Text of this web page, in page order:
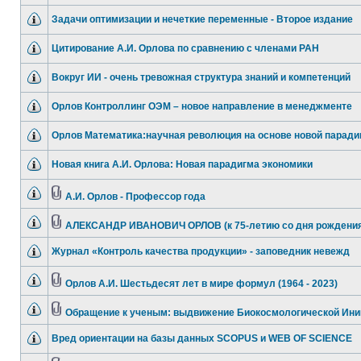
Задачи оптимизации и нечеткие переменные - Второе издание
Цитирование А.И. Орлова по сравнению с членами РАН
Вокруг ИИ - очень тревожная структура знаний и компетенций
Орлов Контроллинг ОЭМ – новое направление в менеджменте
Орлов Математика:научная революция на основе новой
Новая книга А.И. Орлова: Новая парадигма экономики
А.И. Орлов - Профессор года
АЛЕКСАНДР ИВАНОВИЧ ОРЛОВ (к 75-летию со дня
Журнал «Контроль качества продукции» - заповедник невежд
Орлов А.И. Шестьдесят лет в мире формул (1964 - 2023)
Обращение к ученым: выдвижение Биокосмологической
Вред ориентации на базы данных SCOPUS и WEB OF SCIENCE